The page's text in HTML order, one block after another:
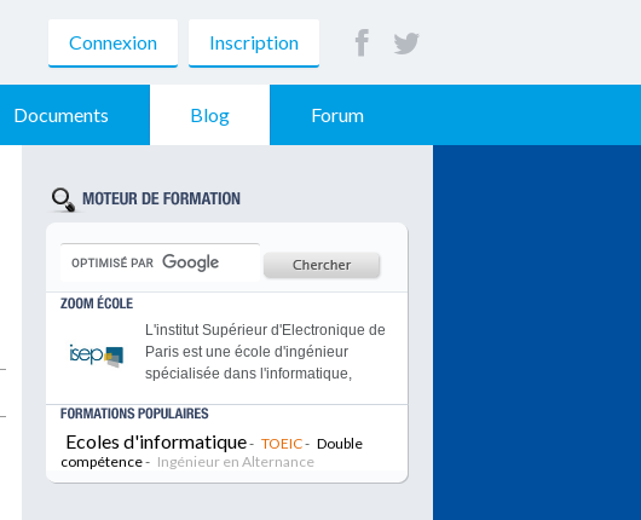
Connexion Inscription
Documents Blog Forum
L'institut Supérieur d'Electronique de
Paris est une école d'ingénieur
spécialisée dans l'informatique,
télécommunications.
Le MSc Ingénierie d’Affaires : une
double compétence technologique
et managériale pour manager les
Ecoles d'informatique- TOEIC- Double
compétence- Ingénieur en Alternance